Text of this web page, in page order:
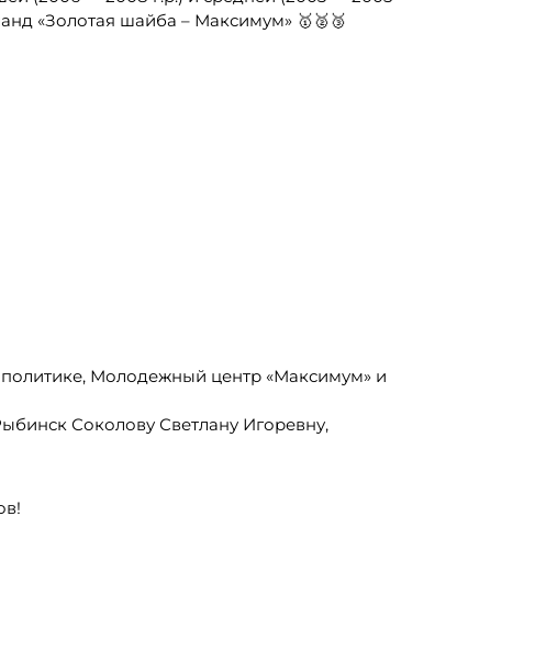
«Золотая шайба – Максимум» 🥇🥈🥉
политике, Молодежный центр «Максимум» и
Соколову Светлану Игоревну,